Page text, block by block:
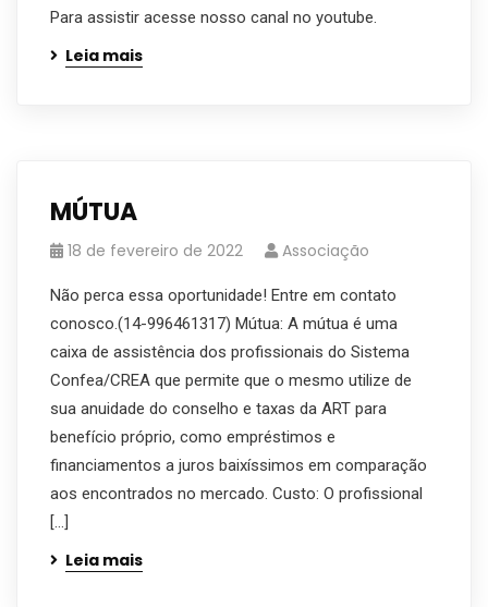
Para assistir acesse nosso canal no youtube.
Leia mais
MÚTUA
18 de fevereiro de 2022 Associação
Não perca essa oportunidade! Entre em contato
conosco.(14-996461317) Mútua: A mútua é uma
caixa de assistência dos profissionais do Sistema
Confea/CREA que permite que o mesmo utilize de
sua anuidade do conselho e taxas da ART para
benefício próprio, como empréstimos e
financiamentos a juros baixíssimos em comparação
aos encontrados no mercado. Custo: O profissional
[…]
Leia mais